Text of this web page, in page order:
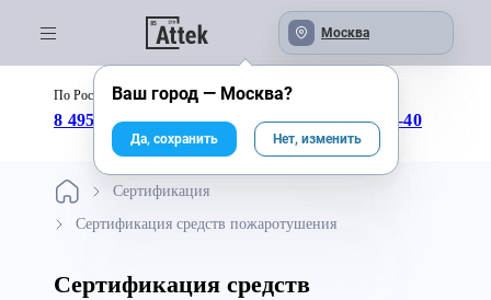
Москва
По России бесплатно:
8 495 246-04-43 8 800 333-25-40
Сертификация
Сертификация средств пожаротушения
Сертификация средств
Ваш город — Москва?
Да, сохранить Нет, изменить